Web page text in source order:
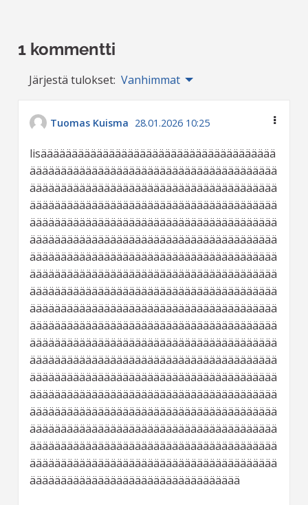
1 kommentti
Järjestä tulokset: Vanhimmat
Tuomas Kuisma 28.01.2026 10:25
lisääääääääääääääääääääääääääääääääääääää
ääääääääääääääääääääääääääääääääääääääää
ääääääääääääääääääääääääääääääääääääääää
ääääääääääääääääääääääääääääääääääääääää
ääääääääääääääääääääääääääääääääääääääää
ääääääääääääääääääääääääääääääääääääääää
ääääääääääääääääääääääääääääääääääääääää
ääääääääääääääääääääääääääääääääääääääää
ääääääääääääääääääääääääääääääääääääääää
ääääääääääääääääääääääääääääääääääääääää
ääääääääääääääääääääääääääääääääääääääää
ääääääääääääääääääääääääääääääääääääääää
ääääääääääääääääääääääääääääääääääääääää
ääääääääääääääääääääääääääääääääääääääää
ääääääääääääääääääääääääääääääääääääääää
ääääääääääääääääääääääääääääääääääääääää
ääääääääääääääääääääääääääääääääääääääää
ääääääääääääääääääääääääääääääääääääääää
ääääääääääääääääääääääääääääääääääääääää
ääääääääääääääääääääääääääääääääää